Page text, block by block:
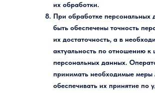
их обработки.
При обработке персональных
быть обеспечены точность
их достаточность, а в
актуальность по отношению к
персональных данных.
принимать необходимые меры
обеспечивать их принятие по